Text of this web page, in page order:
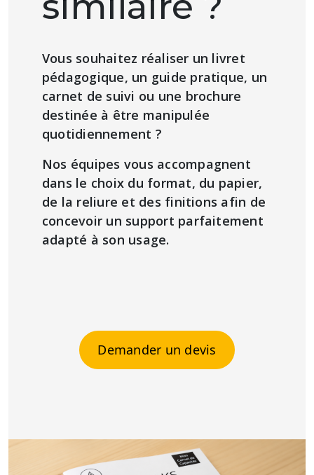
Vous souhaitez réaliser un livret
pédagogique, un guide pratique, un
carnet de suivi ou une brochure
destinée à être manipulée
quotidiennement ?
Nos équipes vous accompagnent
dans le choix du format, du papier,
de la reliure et des finitions afin de
concevoir un support parfaitement
adapté à son usage.
Demander un devis